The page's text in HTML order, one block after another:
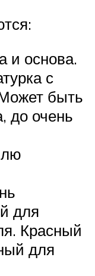
и основа.
с
быть
до очень
для
Красный
для